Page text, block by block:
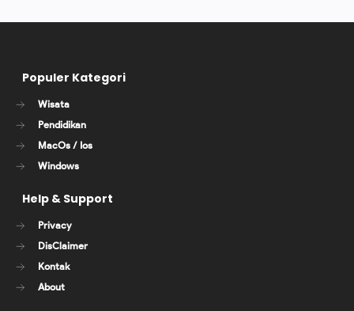
Populer Kategori
Wisata
Pendidikan
MacOs / Ios
Windows
Help & Support
Privacy
DisClaimer
Kontak
About